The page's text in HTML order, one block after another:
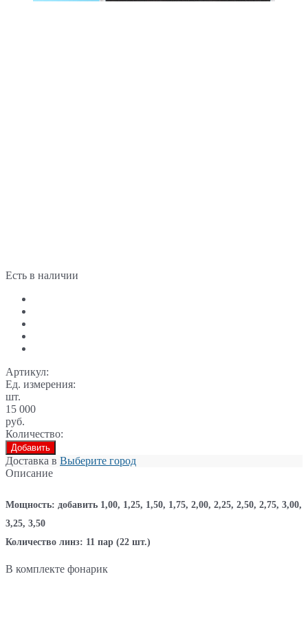
Есть в наличии
Артикул:
Ед. измерения:
шт.
15 000
руб.
Количество:
Добавить
Доставка в Выберите город
Описание
Мощность: добавить 1,00, 1,25, 1,50, 1,75, 2,00, 2,25, 2,50, 2,75, 3,00,
3,25, 3,50
Количество линз: 11 пар (22 шт.)
В комплекте фонарик